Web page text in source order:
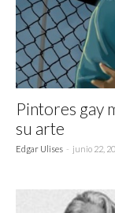
Pintores gay
su arte
Edgar Ulises - junio 22,